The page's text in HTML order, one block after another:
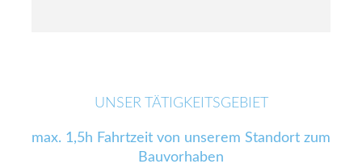
UNSER TÄTIGKEITSGEBIET
max. 1,5h Fahrtzeit von unserem Standort zum
Bauvorhaben